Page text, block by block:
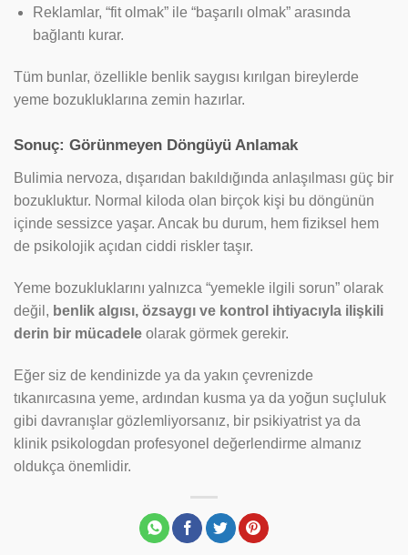
Reklamlar, “fit olmak” ile “başarılı olmak” arasında
bağlantı kurar.
Tüm bunlar, özellikle benlik saygısı kırılgan bireylerde
yeme bozukluklarına zemin hazırlar.
Sonuç: Görünmeyen Döngüyü Anlamak
Bulimia nervoza, dışarıdan bakıldığında anlaşılması güç bir
bozukluktur. Normal kiloda olan birçok kişi bu döngünün
içinde sessizce yaşar. Ancak bu durum, hem fiziksel hem
de psikolojik açıdan ciddi riskler taşır.
Yeme bozukluklarını yalnızca “yemekle ilgili sorun” olarak
değil, benlik algısı, özsaygı ve kontrol ihtiyacıyla ilişkili
derin bir mücadele olarak görmek gerekir.
Eğer siz de kendinizde ya da yakın çevrenizde
tıkanırcasına yeme, ardından kusma ya da yoğun suçluluk
gibi davranışlar gözlemliyorsanız, bir psikiyatrist ya da
klinik psikologdan profesyonel değerlendirme almanız
oldukça önemlidir.